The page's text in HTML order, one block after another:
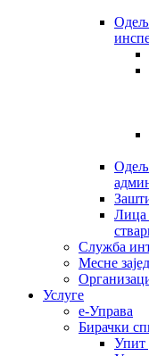
Лица
Служба
Месне
Услуге
е-Управа
Бирачки
Упит